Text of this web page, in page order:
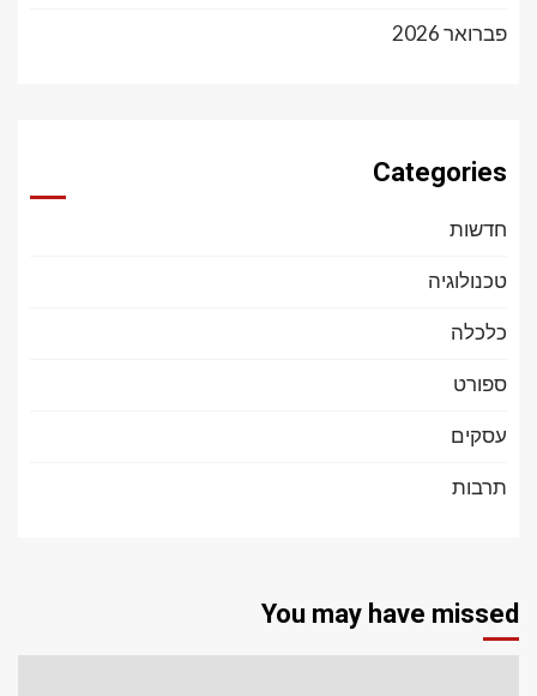
פברואר 2026
Categories
חדשות
טכנולוגיה
כלכלה
ספורט
עסקים
תרבות
You may have missed